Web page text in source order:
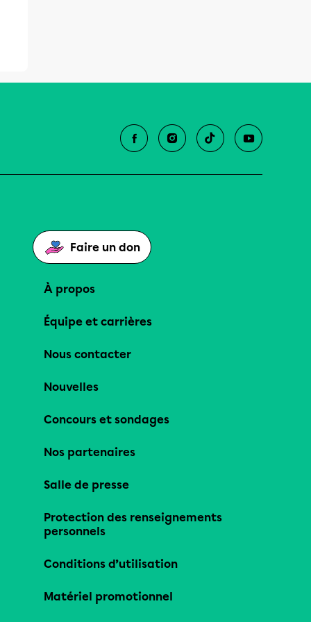
Faire un don
À propos
Équipe et carrières
Nous contacter
Nouvelles
Concours et sondages
Nos partenaires
Salle de presse
Protection des renseignements
personnels
Conditions d’utilisation
Matériel promotionnel